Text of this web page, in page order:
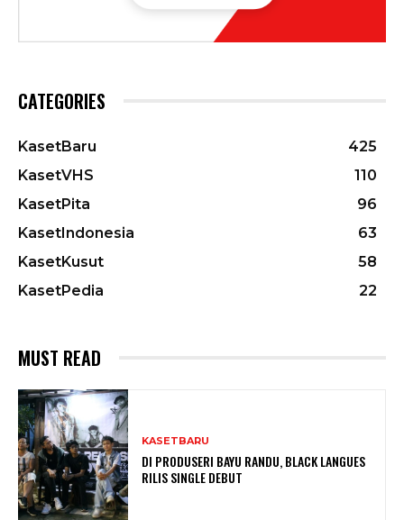
CATEGORIES
KasetBaru
425
KasetVHS
110
KasetPita
96
KasetIndonesia
63
KasetKusut
58
KasetPedia
22
MUST READ
KASETBARU
DI PRODUSERI BAYU RANDU, BLACK LANGUES
RILIS SINGLE DEBUT